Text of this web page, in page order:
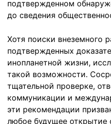
подтвержденном
до сведения
Хотя поиски внеземного
подтвержденных
инопланетной жизни,
такой возможности.
тщательной проверке,
коммуникации и
эти рекомендации
любое будущее открытие